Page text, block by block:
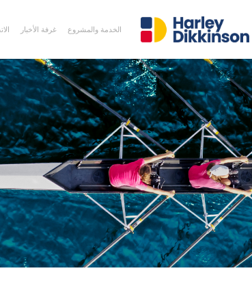
الخدمة والمشروع غرفة الأخبار